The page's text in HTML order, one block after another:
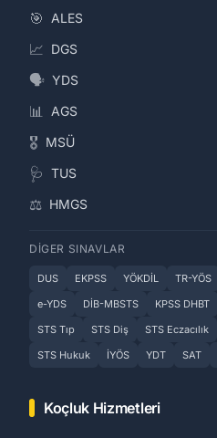
🎯 ALES
📈 DGS
🗣️ YDS
📊 AGS
🎖️ MSÜ
🩺 TUS
⚖️ HMGS
DIGER SINAVLAR
DUS EKPSS YÖKDİL TR-YÖS
e-YDS
DİB-MBSTS KPSS DHBT
STS Tıp
STS Diş STS Eczacılık
STS Hukuk
İYÖS YDT SAT
Koçluk Hizmetleri